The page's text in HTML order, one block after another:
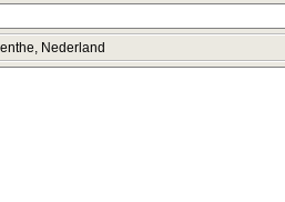
Nederland